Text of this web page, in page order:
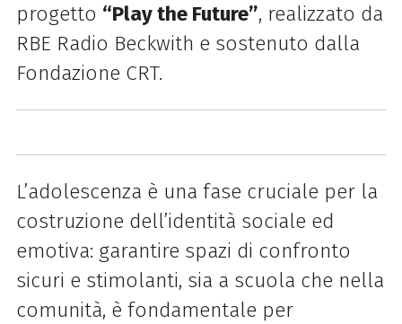
progetto “Play the Future”, realizzato da
RBE Radio Beckwith e sostenuto dalla
Fondazione CRT.
L’adolescenza è una fase cruciale per la
costruzione dell’identità sociale ed
emotiva: garantire spazi di confronto
sicuri e stimolanti, sia a scuola che nella
comunità, è fondamentale per